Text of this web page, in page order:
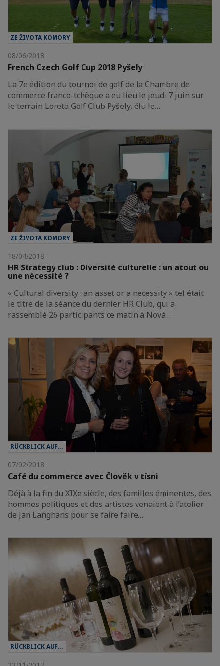
ZE ŽIVOTA KOMORY
08/06/2018
French Czech Golf Cup 2018 Pyšely
La 7e édition du tournoi de golf de la Chambre de
commerce franco-tchèque a eu lieu le jeudi 7 juin sur
le terrain Loreta Golf Club Pyšely, élu le…
ZE ŽIVOTA KOMORY
18/04/2018
HR Strategy club : Diversité culturelle : un atout ou
une nécessité ?
« Cultural diversity : an asset or a necessity » tel était
le titre de la séance du dernier HR Club, qui a
rassemblé 26 participants ce matin à Nová…
RÜCKBLICK AUF...
07/02/2018
Café du commerce avec Člověk v tísni
Déjà à la fin du XIXe siècle, des familles éminentes, des
hommes politiques et des artistes venaient à l’atelier
de Jan Langhans pour se faire faire…
RÜCKBLICK AUF...